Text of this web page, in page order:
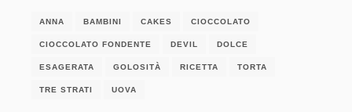
ANNA BAMBINI CAKES CIOCCOLATO
CIOCCOLATO FONDENTE DEVIL DOLCE
ESAGERATA GOLOSITÀ RICETTA TORTA
TRE STRATI UOVA